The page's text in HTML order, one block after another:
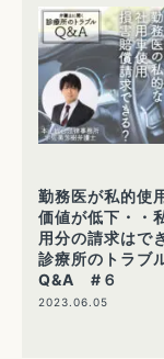
勤務医が私的使
価値が低下・・
用分の請求はで
診療所のトラブ
Q&A #６
2023.06.05